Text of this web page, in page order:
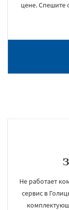
цене. Спешите
Не работает
сервис в